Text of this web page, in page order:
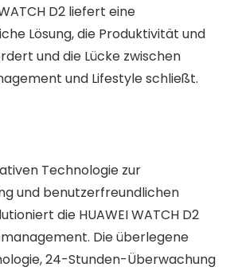
D2 liefert eine
Lösung, die Produktivität und
und die Lücke zwischen
und Lifestyle schließt.
Technologie zur
und benutzerfreundlichen
die HUAWEI WATCH D2
Die überlegene
24-Stunden-Überwachung